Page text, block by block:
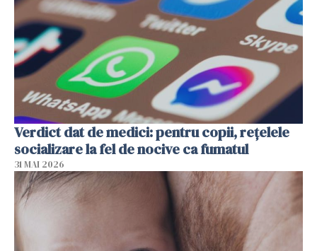
Verdict dat de medici: pentru copii, rețelele
socializare la fel de nocive ca fumatul
31 MAI 2026